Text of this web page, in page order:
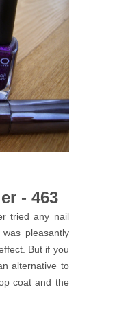
- 463
tried any nail
pleasantly
But if you
alternative to
coat and the